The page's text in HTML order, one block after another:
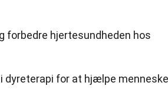
forbedre hjertesundheden hos
dyreterapi for at hjælpe